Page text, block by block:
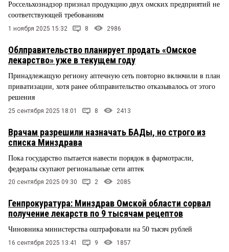
Россельхознадзор признал продукцию двух омских предприятий не
соответствующей требованиям
1 ноября 2025 15:32 8 2986
Облправительство планирует продать «Омское
лекарство» уже в текущем году
Принадлежащую региону аптечную сеть повторно включили в план
приватизации, хотя ранее облправительство отказывалось от этого
решения
25 сентября 2025 18:01 8 2413
Врачам разрешили назначать БАДы, но строго из
списка Минздрава
Пока государство пытается навести порядок в фармотрасли,
федералы скупают региональные сети аптек
20 сентября 2025 09:30 2 2085
Генпрокуратура: Минздрав Омской области сорвал
получение лекарств по 9 тысячам рецептов
Чиновника министерства оштрафовали на 50 тысяч рублей
16 сентября 2025 13:41 9 1857